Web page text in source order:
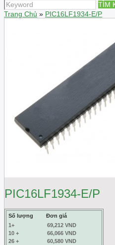
TÌM
Trang Chủ » PIC16LF1934-E/P
PIC16LF1934-E/P
Số lượng
Đơn giá
1+
69,212 VND
10 +
66,066 VND
26 +
60,580 VND